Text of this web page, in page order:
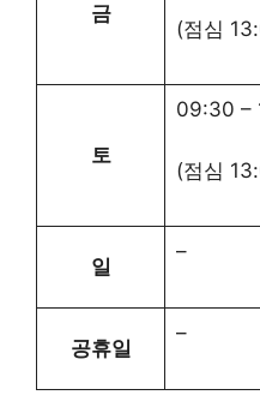
금
(점심
토
09:30 –
(점심
일
–
공휴일
–